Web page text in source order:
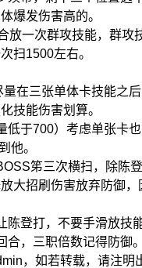
爆发伤害高的。
一次群攻技能，群攻
扫1500左右。
三张单体卡技能之后
技能伤害划算。
于700）考虑单张卡也
他。
笫三次横扫，除陈登
大招刷伤害放弃防御
登打，不要手滑放技能
，三职倍数记得防御。
，如若转载，请注明